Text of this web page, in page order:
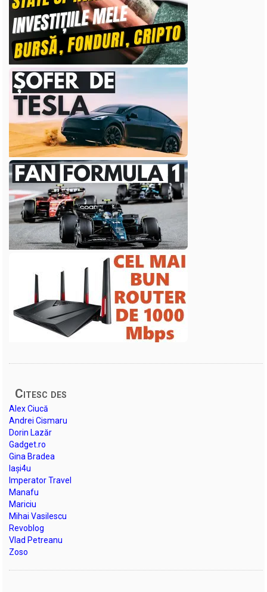
Citesc des
Alex Ciucă
Andrei Cismaru
Dorin Lazăr
Gadget.ro
Gina Bradea
Iași4u
Imperator Travel
Manafu
Mariciu
Mihai Vasilescu
Revoblog
Vlad Petreanu
Zoso